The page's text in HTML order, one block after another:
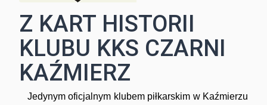
Z KART HISTORII
KLUBU KKS CZARNI
KAŹMIERZ
Jedynym oficjalnym klubem piłkarskim w Kaźmierzu